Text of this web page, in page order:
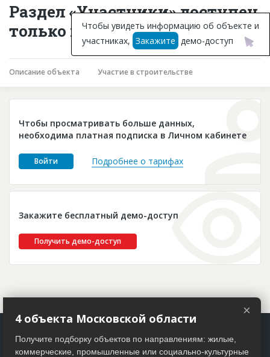
Горячие объекты
База строящихся объектов
Инвестпроекты
Глоссарий
Платные услуги
Пресс-релизы
Раздел «Участники» доступен
только подписчикам
Описание объекта Участие в строительстве
Чтобы просматривать больше данных,
необходима платная подписка в Личном кабинете
Войти Подробнее о тарифах
Закажите бесплатный демо-доступ
Получить демо-доступ
Чтобы увидеть информацию об объекте и
участниках, Закажите демо-доступ
×
4 объекта Московской области
Получите подборку объектов по направлениям: жилые,
коммерческие, промышленные или социально-культурные